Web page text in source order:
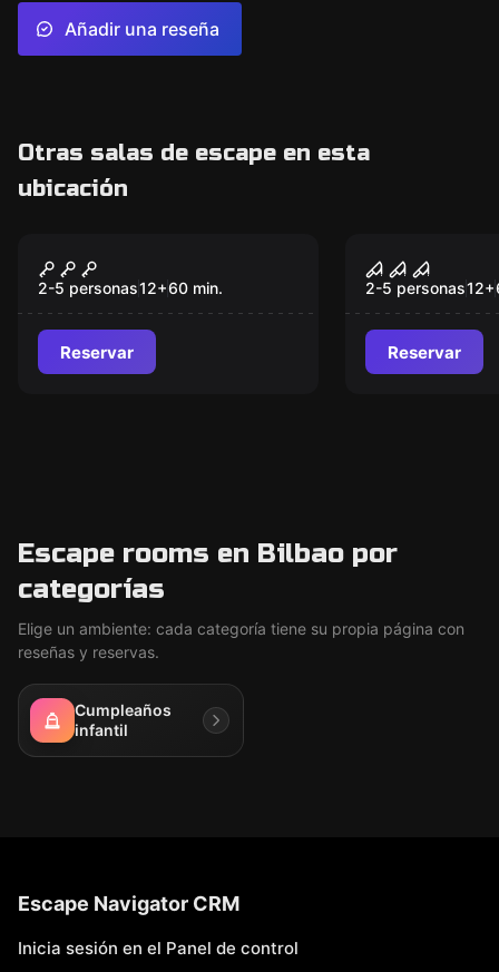
Añadir una reseña
Otras salas de escape en esta
ubicación
Aliens
2-5 personas12+60 min.
Reservar
La Tienda
de Lilith
2-5 personas12+
Reservar
Escape rooms en Bilbao por
categorías
Elige un ambiente: cada categoría tiene su propia página con
reseñas y reservas.
Cumpleaños
infantil
Escape Navigator CRM
Inicia sesión en el Panel de control